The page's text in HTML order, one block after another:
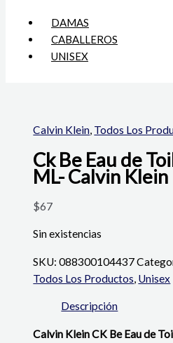
DAMAS
CABALLEROS
UNISEX
Calvin Klein, Todos Los
Ck Be Eau de
ML- Calvin Klein
$67
Sin existencias
SKU:088300104437
Todos Los Productos, Unisex
Descripción
Calvin Klein CK Be Eau de